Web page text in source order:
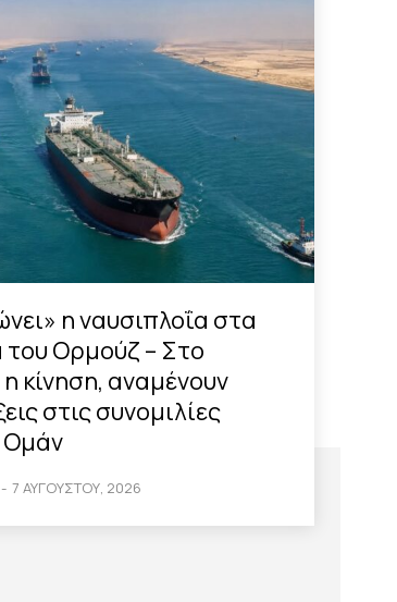
η ναυσιπλοΐα στα
του Ορμούζ – Στο
κίνηση, αναμένουν
στις συνομιλίες
Ομάν
- 7 ΑΥΓΟΎΣΤΟΥ, 2026